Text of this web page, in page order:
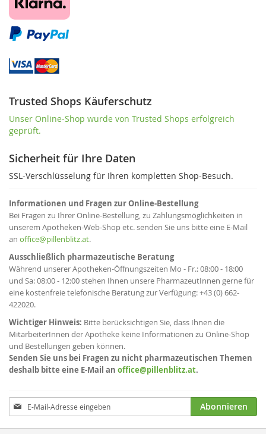
Trusted Shops Käuferschutz
Unser Online-Shop wurde von Trusted Shops erfolgreich
geprüft.
Sicherheit für Ihre Daten
SSL-Verschlüsselung für Ihren kompletten Shop-Besuch.
Informationen und Fragen zur Online-Bestellung
Bei Fragen zu Ihrer Online-Bestellung, zu Zahlungsmöglichkeiten in
unserem Apotheken-Web-Shop etc. senden Sie uns bitte eine E-Mail
an office@pillenblitz.at.
Ausschließlich pharmazeutische Beratung
Während unserer Apotheken-Öffnungszeiten Mo - Fr.: 08:00 - 18:00
und Sa: 08:00 - 12:00 stehen Ihnen unsere PharmazeutInnen gerne für
eine kostenfreie telefonische Beratung zur Verfügung: +43 (0) 662-
422020.
Wichtiger Hinweis: Bitte berücksichtigen Sie, dass Ihnen die
MitarbeiterInnen der Apotheke keine Informationen zu Online-Shop
und Bestellungen geben können.
Senden Sie uns bei Fragen zu nicht pharmazeutischen Themen
deshalb bitte eine E-Mail an office@pillenblitz.at.
Anmeldung
zum
Newsletter:
Abonnieren